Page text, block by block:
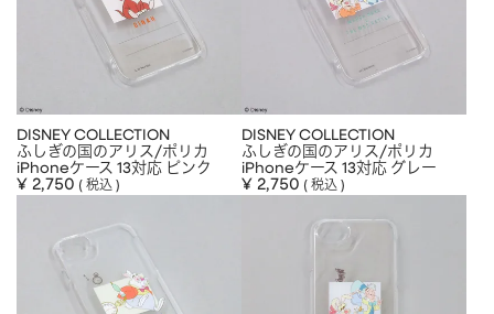
DISNEY COLLECTION
ふしぎの国のアリス/ポリカ
iPhoneケース 13対応 ピンク
¥ 2,750 税込
DISNEY COLLECTION
ふしぎの国のアリス/ポリカ
iPhoneケース 13対応 グレー
¥ 2,750 税込